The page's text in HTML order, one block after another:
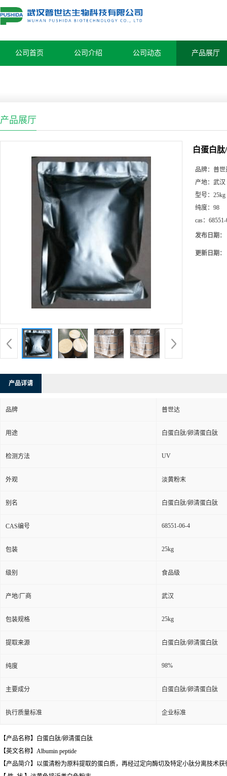
公司首页 公司介绍 公司动态 产品展厅
产品展厅
白蛋白
品牌： 普世
产地： 武汉
型号： 25kg
纯度： 98
cas：
发布日期：
更新日期：
产品详请
品牌 普世达
用途 白蛋白肽/卵清蛋白肽
检测方法 UV
外观 淡黄粉末
别名 白蛋白肽/卵清蛋白肽
CAS编号 68551-06-4
包装 25kg
级别 食品级
产地/厂商 武汉
包装规格 25kg
提取来源 白蛋白肽/卵清蛋白肽
纯度 98%
主要成分 白蛋白肽/卵清蛋白肽
执行质量标准 企业标准
【产品名称】白蛋白肽/卵清蛋白肽
【英文名称】Albumin peptide
【产品简介】以蛋清粉为原料提取的蛋白质，再经过定向酶切及特定小肽分离技术